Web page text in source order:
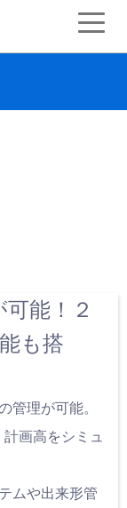
能！２
も搭
管理が可能。
画高をシミュ
ムや出来形管